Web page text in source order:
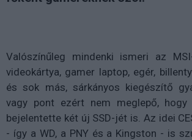
Valószínűleg mindenki ismeri az
videokártya, gamer laptop, egér,
és sok más, sárkányos kiegészítő
vagy pont ezért nem meglepő,
bejelentette két új SSD-jét is. Az idei
- így a WD, a PNY és a Kingston - is